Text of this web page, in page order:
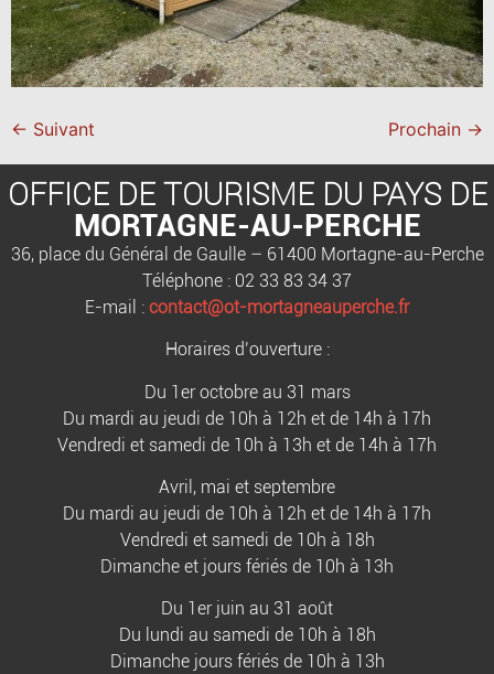
← Suivant Prochain →
OFFICE DE TOURISME DU PAYS DE
MORTAGNE-AU-PERCHE
36, place du Général de Gaulle – 61400 Mortagne-au-Perche
Téléphone : 02 33 83 34 37
E-mail : contact@ot-mortagneauperche.fr
Horaires d’ouverture :
Du 1er octobre au 31 mars
Du mardi au jeudi de 10h à 12h et de 14h à 17h
Vendredi et samedi de 10h à 13h et de 14h à 17h
Avril, mai et septembre
Du mardi au jeudi de 10h à 12h et de 14h à 17h
Vendredi et samedi de 10h à 18h
Dimanche et jours fériés de 10h à 13h
Du 1er juin au 31 août
Du lundi au samedi de 10h à 18h
Dimanche jours fériés de 10h à 13h